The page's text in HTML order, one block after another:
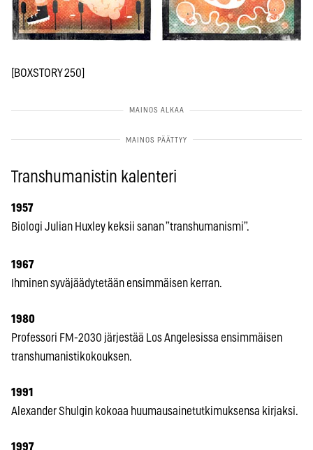
[BOXSTORY 250]
Transhumanistin kalenteri
1957
Biologi Julian Huxley keksii sanan ”transhumanismi”.
1967
Ihminen syväjäädytetään ensimmäisen kerran.
1980
Professori FM-2030 järjestää Los Angelesissa ensimmäisen
transhumanistikokouksen.
1991
Alexander Shulgin kokoaa huumausainetutkimuksensa kirjaksi.
1997